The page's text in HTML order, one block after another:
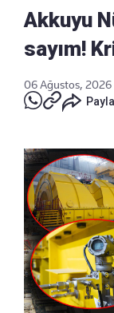
Akkuyu
sayım!
06 Ağustos, 2026